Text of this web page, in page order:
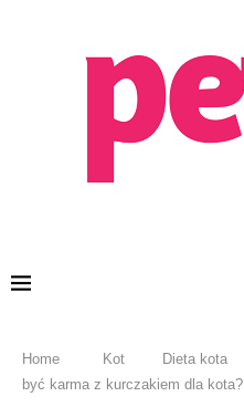
Home Kot Dieta kota
być karma z kurczakiem dla kota?